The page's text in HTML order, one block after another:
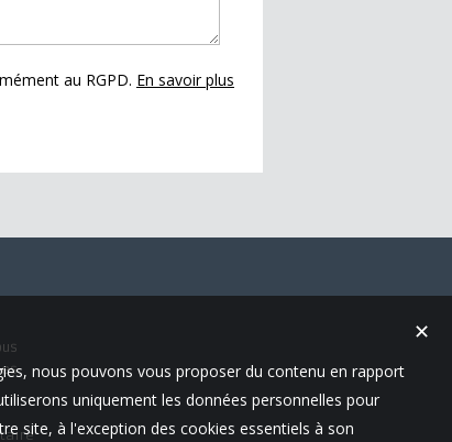
au RGPD. En savoir plus
✕
nous pouvons vous proposer du contenu en rapport
uniquement les données personnelles pour
site, à l'exception des cookies essentiels à son